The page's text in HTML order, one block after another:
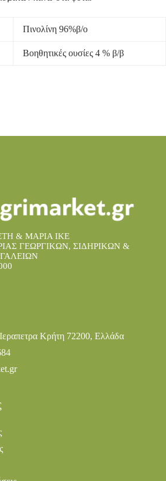
Πινολίνη 96%β/ο
Βοηθητικές ουσίες 4 % β/β
& ΜΑΡΙΑ IKE
ΓΕΩΡΓΙΚΩΝ, ΣΙΔΗΡΙΚΩΝ &
Κρήτη 72200, Ελλάδα